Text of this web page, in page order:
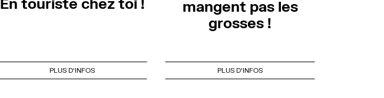
En touriste chez toi !
PLUS D'INFOS
mangent pas les
grosses !
PLUS D'INFOS